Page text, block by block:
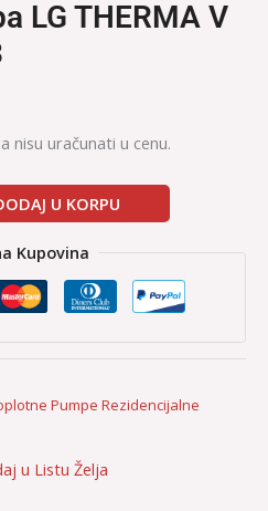
LG THERMA V
nisu uračunati u cenu.
U KORPU
Kupovina
Pumpe Rezidencijalne
u Listu Želja